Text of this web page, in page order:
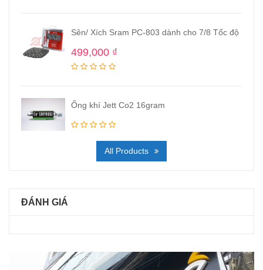
Sên/ Xích Sram PC-803 dành cho 7/8 Tốc độ
499,000 ₫
Ống khí Jett Co2 16gram
All Products
ĐÁNH GIÁ